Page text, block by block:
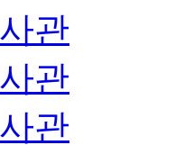
관
관
관